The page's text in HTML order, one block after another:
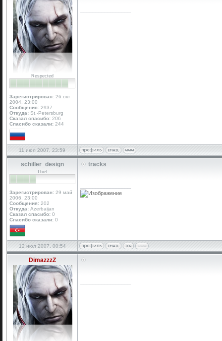
Respected
Зарегистрирован: 26 окт
2004, 23:00
Сообщения: 2937
Откуда: St.-Petersburg
Сказал спасибо: 206
Спасибо сказали: 244
11 июл 2007, 23:59
schiller_design
Thief
Зарегистрирован: 29 май
2006, 23:00
Сообщения: 202
Откуда: Azerbaijan
Сказал спасибо: 0
Спасибо сказали: 0
tracks
12 июл 2007, 00:54
DimazzzZ